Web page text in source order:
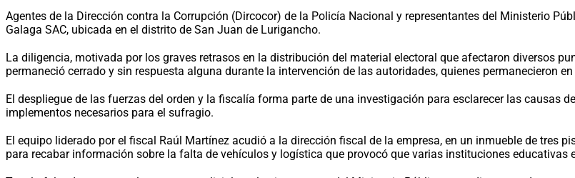
Agentes de la Dirección contra la Corrupción (Dircocor) de la Policía Nacional y representantes del Ministerio
Galaga SAC, ubicada en el distrito de San Juan de Lurigancho.
La diligencia, motivada por los graves retrasos en la distribución del material electoral que afectaron diversos
permaneció cerrado y sin respuesta alguna durante la intervención de las autoridades, quienes permanecieron
El despliegue de las fuerzas del orden y la fiscalía forma parte de una investigación para esclarecer las
implementos necesarios para el sufragio.
El equipo liderado por el fiscal Raúl Martínez acudió a la dirección fiscal de la empresa, en un inmueble de tres
para recabar información sobre la falta de vehículos y logística que provocó que varias instituciones educativas